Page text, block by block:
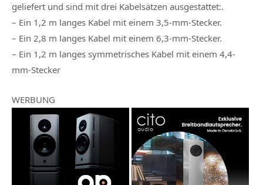
geliefert und sind mit drei Kabelsätzen ausgestattet:.
– Ein 1,2 m langes Kabel mit einem 3,5-mm-Stecker.
– Ein 2,8 m langes Kabel mit einem 6,3-mm-Stecker.
– Ein 1,2 m langes symmetrisches Kabel mit einem 4,4-
mm-Stecker
WERBUNG